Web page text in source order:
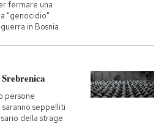
fermare una
"genocidio"
in Bosnia
persone
seppelliti
della strage